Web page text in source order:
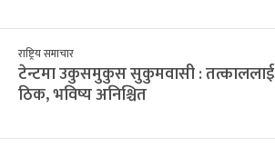
राष्ट्रिय समाचार
टेन्टमा उकुसमुकुस सुकुमवासी : तत्काललाई
ठिक, भविष्य अनिश्चित